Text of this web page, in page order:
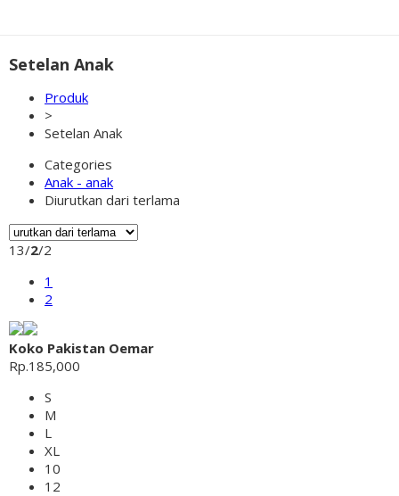
Setelan Anak
Produk
>
Setelan Anak
Categories
Anak - anak
Diurutkan dari terlama
13/2/2
1
2
Koko Pakistan Oemar
Rp.185,000
S
M
L
XL
10
12